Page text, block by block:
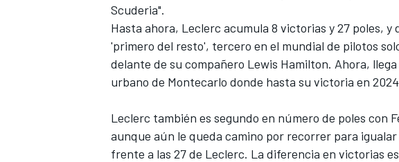
Scuderia".
Hasta ahora, Leclerc acumula 8 victorias y 27 poles, y
'primero del resto', tercero en el mundial de pilotos
delante de su compañero Lewis Hamilton. Ahora,
urbano de Montecarlo donde hasta su victoria en 2024
Leclerc también es segundo en número de poles con
aunque aún le queda camino por recorrer para
frente a las 27 de Leclerc. La diferencia en victorias